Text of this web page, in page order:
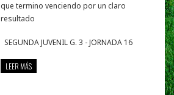
que termino venciendo por un claro
resultado
SEGUNDA JUVENIL G. 3 - JORNADA 16
LEER MÁS